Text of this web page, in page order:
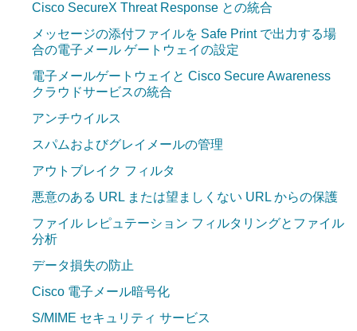
Cisco SecureX Threat Response との統合
メッセージの添付ファイルを Safe Print で出力する場
合の電子メール ゲートウェイの設定
電子メールゲートウェイと Cisco Secure Awareness
クラウドサービスの統合
アンチウイルス
スパムおよびグレイメールの管理
アウトブレイク フィルタ
悪意のある URL または望ましくない URL からの保護
ファイル レピュテーション フィルタリングとファイル
分析
データ損失の防止
Cisco 電子メール暗号化
S/MIME セキュリティ サービス